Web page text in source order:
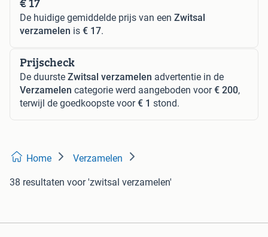
De huidige gemiddelde prijs van een Zwitsal
verzamelen is € 17.
Prijscheck
De duurste Zwitsal verzamelen advertentie in de
Verzamelen categorie werd aangeboden voor€ 200,
terwijl de goedkoopste voor€ 1 stond.
Home Verzamelen
38 resultaten voor 'zwitsal verzamelen'